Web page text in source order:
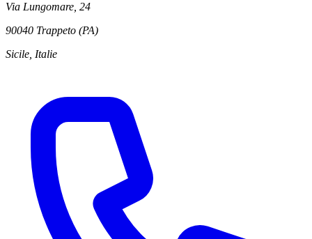
Via Lungomare, 24
90040 Trappeto (PA)
Sicile, Italie